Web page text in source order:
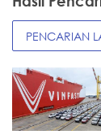
PENCARIAN